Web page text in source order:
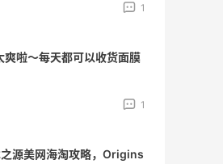
1
爽啦～每天都可以收货面膜
1
源美网海淘攻略，Origins